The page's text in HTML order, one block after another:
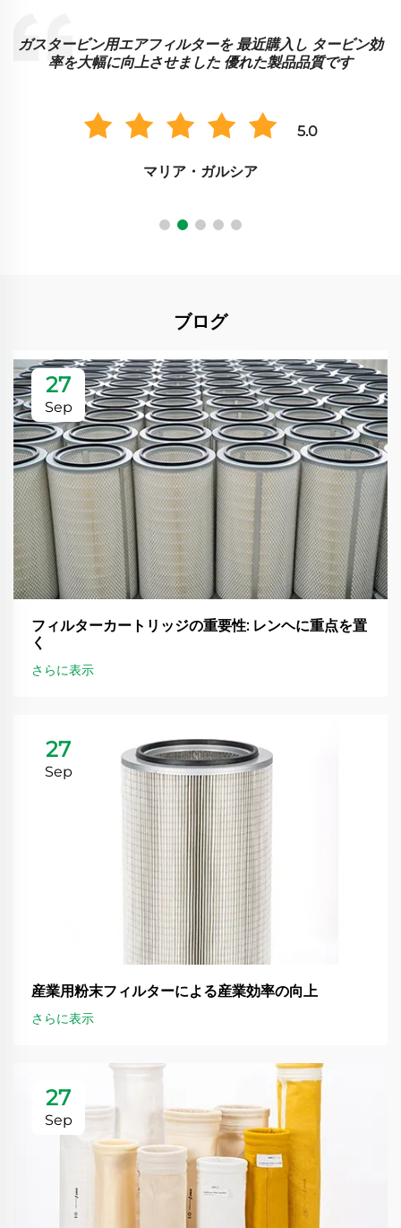
ガスタービン用エアフィルターを 最近購入し タービン効
率を大幅に向上させました 優れた製品品質です
5.0
マリア・ガルシア
ブログ
27
Sep
フィルターカートリッジの重要性: レンヘに重点を置
く
さらに表示
27
Sep
産業用粉末フィルターによる産業効率の向上
さらに表示
27
Sep